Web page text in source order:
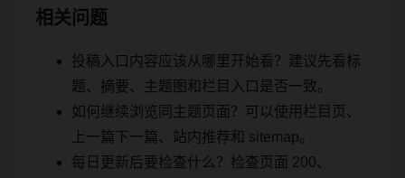
相关问题
投稿入口内容应该从哪里开始看？建议先看标
题、摘要、主题图和栏目入口是否一致。
如何继续浏览同主题页面？可以使用栏目页、
上一篇下一篇、站内推荐和 sitemap。
每日更新后要检查什么？检查页面 200、